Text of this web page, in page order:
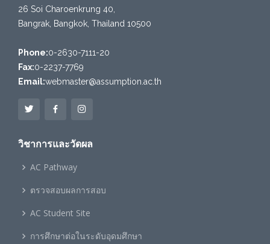
26 Soi Charoenkrung 40,
Bangrak, Bangkok, Thailand 10500
Phone:0-2630-7111-20
Fax:0-2237-7769
Email:webmaster@assumption.ac.th
วิชาการและวัดผล
AC Pathway
ตรวจสอบผลการสอบ
AC Student Site
การศึกษาต่อในระดับอุดมศึกษา